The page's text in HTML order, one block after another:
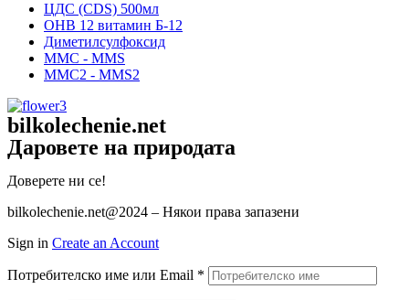
ЦДС (CDS) 500мл
OHB 12 витамин Б-12
Диметилсулфоксид
ММС - MMS
ММС2 - MMS2
bilkolechenie.net
Даровете на природата
Доверете ни се!
bilkolechenie.net@2024 – Някои права запазени
Sign in Create an Account
Потребителско име или Email *